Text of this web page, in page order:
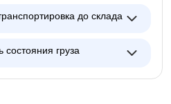
до склада
состояния груза